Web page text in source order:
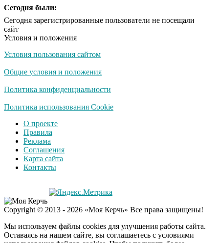
Ролик из Омска: вы
Королева вагона
оставит равнодушным
Сегодня были:
Сегодня зарегистрированные пользователи не посещали
сайт
Условия и положения
Условия пользования сайтом
Общие условия и положения
Политика конфиденциальности
Политика использования Cookie
О проекте
Правила
Реклама
Соглашения
Карта сайта
Контакты
Copyright © 2013 - 2026 «Моя Керчь» Все права защищены!
Мы используем файлы cookies для улучшения работы сайта.
Оставаясь на нашем сайте, вы соглашаетесь с условиями